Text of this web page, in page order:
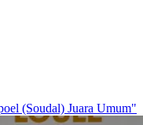
(Soudal) Juara Umum"